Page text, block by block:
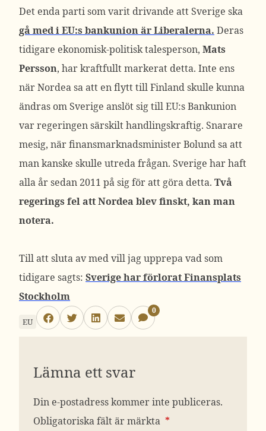
Det enda parti som varit drivande att Sverige ska
gå med i EU:s bankunion är Liberalerna. Deras
tidigare ekonomisk-politisk talesperson, Mats
Persson, har kraftfullt markerat detta. Inte ens
när Nordea sa att en flytt till Finland skulle kunna
ändras om Sverige anslöt sig till EU:s Bankunion
var regeringen särskilt handlingskraftig. Snarare
mesig, när finansmarknadsminister Bolund sa att
man kanske skulle utreda frågan. Sverige har haft
alla år sedan 2011 på sig för att göra detta. Två
regerings fel att Nordea blev finskt, kan man
notera.
Till att sluta av med vill jag upprepa vad som
tidigare sagts: Sverige har förlorat Finansplats
Stockholm
EU
0
Lämna ett svar
Din e-postadress kommer inte publiceras.
Obligatoriska fält är märkta *